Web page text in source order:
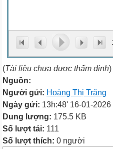
(Tài liệu chưa được thẩm định)
Nguồn:
Người gửi: Hoàng Thị Trăng
Ngày gửi: 13h:48' 16-01-2026
Dung lượng: 175.5 KB
Số lượt tải: 111
Số lượt thích: 0 người